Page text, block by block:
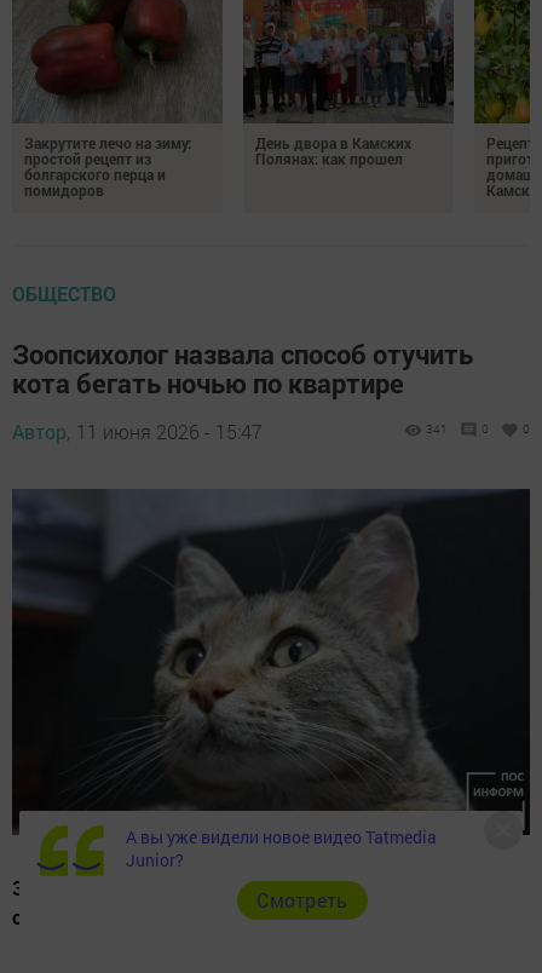
Закрутите лечо на зиму:
простой рецепт из
болгарского перца и
помидоров
День двора в Камских
Полянах: как прошел
ОБЩЕСТВО
Зоопсихолог назвала способ отучить
кота бегать ночью по квартире
Автор, 11 июня 2026 - 15:47 341 0 0
Зоопсихолог поделилась советами, как отучить кошку
от ночных прогулок по квартире.
А вы уже видели новое видео Tatmedia
Junior?
Cмотреть